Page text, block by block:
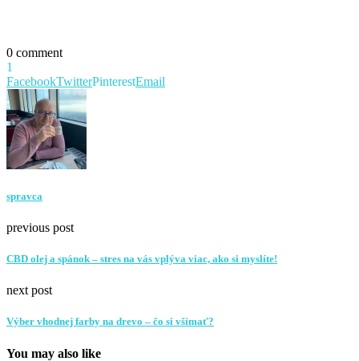
0 comment
1
FacebookTwitterPinterestEmail
spravca
previous post
CBD olej a spánok – stres na vás vplýva viac, ako si myslíte!
next post
Výber vhodnej farby na drevo – čo si všímať?
You may also like